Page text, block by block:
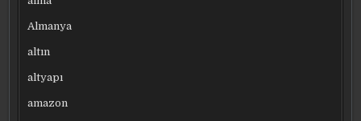
Almanya
altın
altyapı
amazon